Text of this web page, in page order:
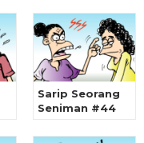
Sarip Seorang
Seniman #44